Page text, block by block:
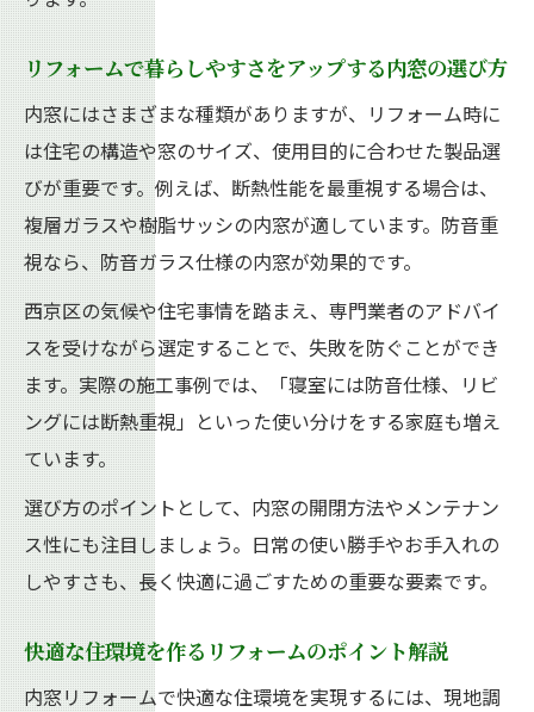
施工事例で分かるリフォームのメリット
内窓リフォームの成功例を詳しく紹介
リフォーム経験者の声から見る安心の秘訣
補助金活用でリフォーム費用を抑える方法
リフォーム費用を抑える補助金の活用術
内窓リフォームで使える補助金情報を解説
リフォーム補助金申請の流れとポイント
費用負担を減らすためのリフォーム活用法
補助金を賢く使うリフォームのコツ
リフォームで暮らしやすさをアップする内窓の選び方
内窓にはさまざまな種類がありますが、リフォーム時に
は住宅の構造や窓のサイズ、使用目的に合わせた製品選
びが重要です。例えば、断熱性能を最重視する場合は、
複層ガラスや樹脂サッシの内窓が適しています。防音重
視なら、防音ガラス仕様の内窓が効果的です。
西京区の気候や住宅事情を踏まえ、専門業者のアドバイ
スを受けながら選定することで、失敗を防ぐことができ
ます。実際の施工事例では、「寝室には防音仕様、リビ
ングには断熱重視」といった使い分けをする家庭も増え
ています。
選び方のポイントとして、内窓の開閉方法やメンテナン
ス性にも注目しましょう。日常の使い勝手やお手入れの
しやすさも、長く快適に過ごすための重要な要素です。
快適な住環境を作るリフォームのポイント解説
内窓リフォームで快適な住環境を実現するには、現地調